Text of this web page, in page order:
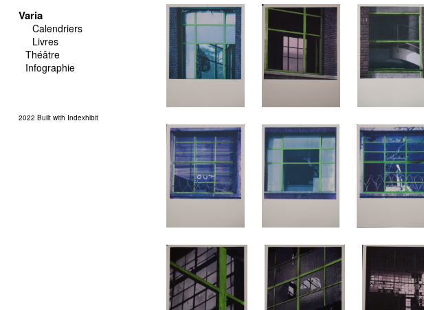
Varia
Calendriers
Livres
Théâtre
Infographie
2022 Built with Indexhibit